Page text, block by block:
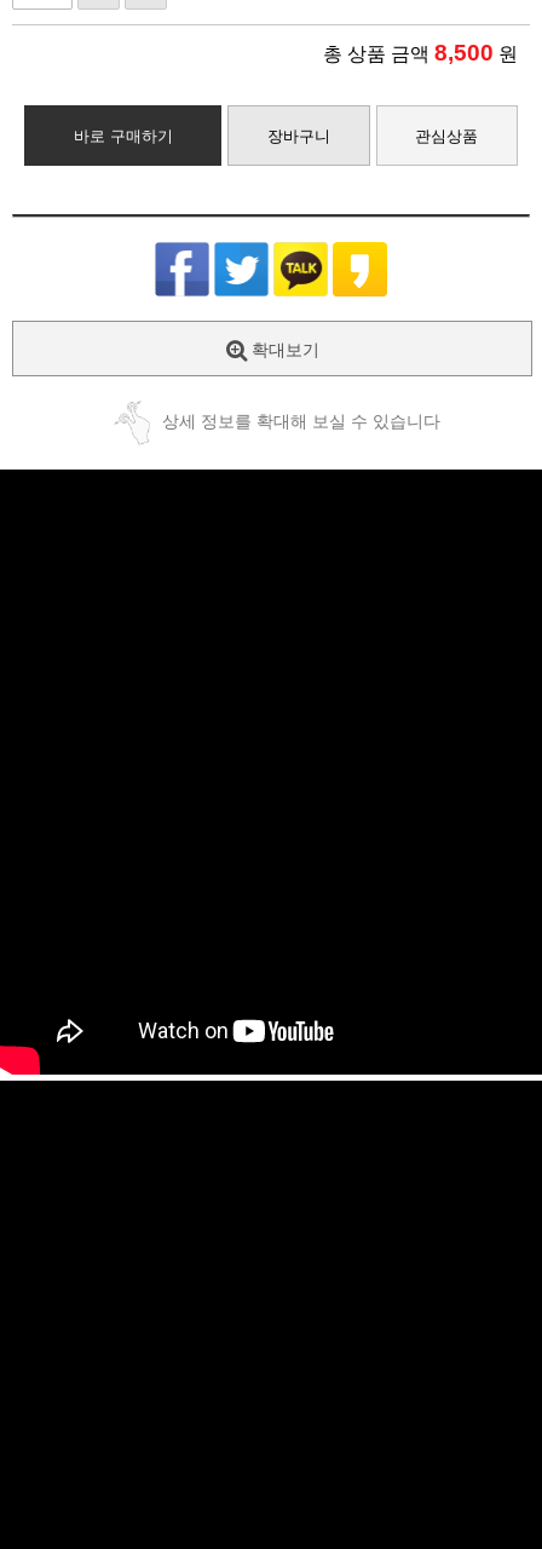
총 상품 금액 8,500 원
바로 구매하기 장바구니 관심상품
확대보기
상세 정보를 확대해 보실 수 있습니다